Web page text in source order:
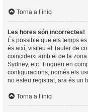
Torna a l’inici
Les hores són incorrectes!
És possible que els temps
és així, visiteu el Tauler de
coincideixi amb el de la zona
Sydney, etc. Tingueu en
configuracions, només els
no esteu registrat, ara és un
Torna a l’inici